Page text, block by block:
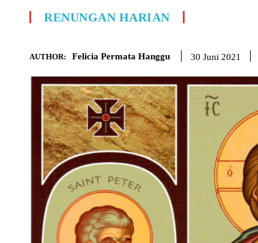
RENUNGAN HARIAN
AUTHOR: Felicia Permata Hanggu 30 Juni 2021